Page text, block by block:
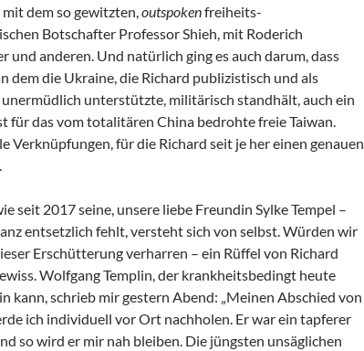
dem so gewitzten, outspokenfreiheits-
Botschafter Professor Shieh, mit Roderich
und anderen. Und natürlich ging es auch darum, dass
dem die Ukraine, die Richard publizistisch und als
unterstützte, militärisch standhält, auch ein
für das vom totalitären China bedrohte freie Taiwan.
Verknüpfungen, für die Richard seit je her einen genauen
seit 2017 seine, unsere liebe Freundin Sylke Tempel –
entsetzlich fehlt, versteht sich von selbst. Würden wir
Erschütterung verharren – ein Rüffel von Richard
Wolfgang Templin, der krankheitsbedingt heute
kann, schrieb mir gestern Abend: „Meinen Abschied von
ich individuell vor Ort nachholen. Er war ein tapferer
so wird er mir nah bleiben. Die jüngsten unsäglichen